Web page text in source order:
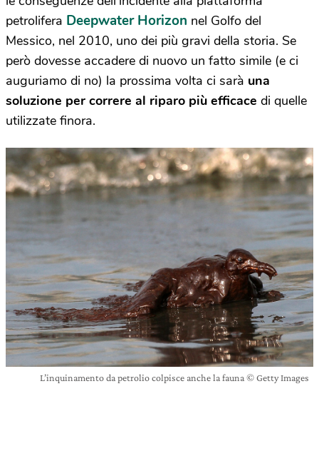
petrolifera Deepwater Horizon nel Golfo del
Messico, nel 2010, uno dei più gravi della storia. Se
però dovesse accadere di nuovo un fatto simile (e ci
auguriamo di no) la prossima volta ci sarà una
soluzione per correre al riparo più efficace di quelle
utilizzate finora.
L’inquinamento da petrolio colpisce anche la fauna © Getty Images